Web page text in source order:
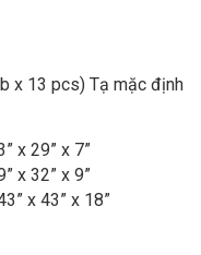
x 13 pcs) Tạ mặc định
x 29” x 7”
x 32” x 9”
x 43” x 18”